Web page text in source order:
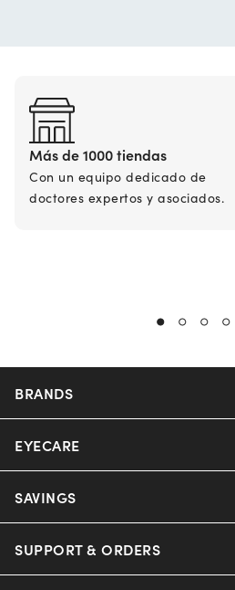
Más de 1000 tiendas
Con un equipo dedicado de
doctores expertos y asociados.
BRANDS
Nuance Audio
Ray-Ban
EYECARE
Our Eyeglasses
Our Sunglasses
SAVINGS
Offers & Discount
SUPPORT & ORDERS